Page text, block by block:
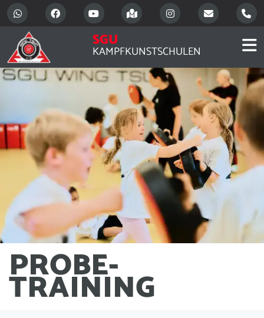
SGU
KAMPFKUNSTSCHULEN
PROBE-
TRAINING